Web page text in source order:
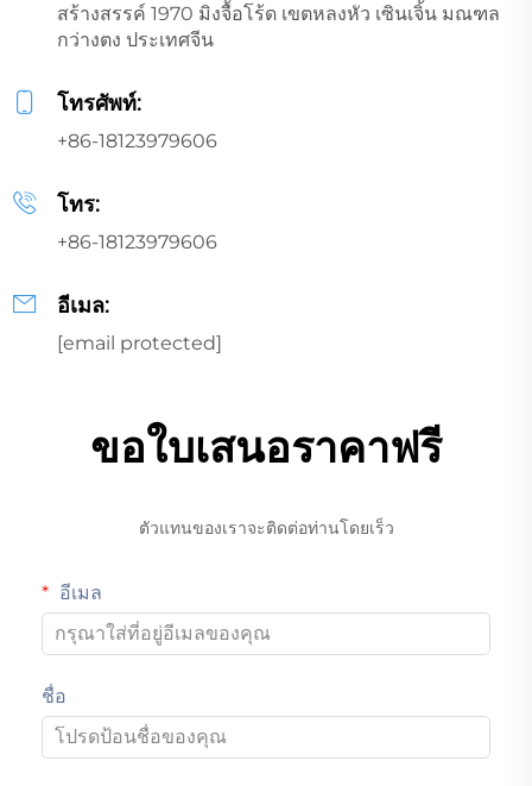
สร้างสรรค์ 1970 มิงจื้อโร้ด เขตหลงหัว เซินเจิ้น มณฑล
กว่างตง ประเทศจีน
โทรศัพท์:
+86-18123979606
โทร:
+86-18123979606
อีเมล:
[email protected]
ขอใบเสนอราคาฟรี
ตัวแทนของเราจะติดต่อท่านโดยเร็ว
อีเมล
ชื่อ